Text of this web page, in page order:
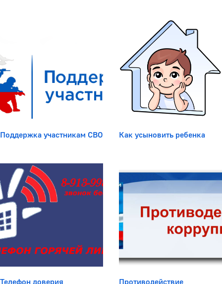
Поддержка участникам СВО Как усыновить ребенка
Телефон доверия Противодействие